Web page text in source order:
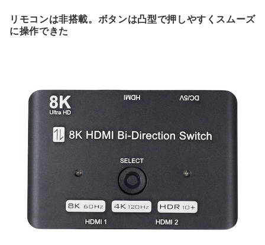
リモコンは非搭載。ボタンは凸型で押しやすくスムーズ
に操作できた